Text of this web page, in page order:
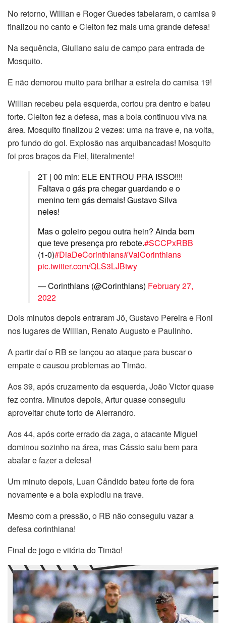
No retorno, Willian e Roger Guedes tabelaram, o camisa 9
finalizou no canto e Cleiton fez mais uma grande defesa!
Na sequência, Giuliano saiu de campo para entrada de
Mosquito.
E não demorou muito para brilhar a estrela do camisa 19!
Willian recebeu pela esquerda, cortou pra dentro e bateu
forte. Cleiton fez a defesa, mas a bola continuou viva na
área. Mosquito finalizou 2 vezes: uma na trave e, na volta,
pro fundo do gol. Explosão nas arquibancadas! Mosquito
foi pros braços da Fiel, literalmente!
2T | 00 min: ELE ENTROU PRA ISSO!!!!
Faltava o gás pra chegar guardando e o
menino tem gás demais! Gustavo Silva
neles!
Mas o goleiro pegou outra hein? Ainda bem
que teve presença pro rebote.#SCCPxRBB
(1-0)#DiaDeCorinthians#VaiCorinthians
pic.twitter.com/QLS3LJBtwy
— Corinthians (@Corinthians) February 27,
2022
Dois minutos depois entraram Jô, Gustavo Pereira e Roni
nos lugares de Willian, Renato Augusto e Paulinho.
A partir daí o RB se lançou ao ataque para buscar o
empate e causou problemas ao Timão.
Aos 39, após cruzamento da esquerda, João Victor quase
fez contra. Minutos depois, Artur quase conseguiu
aproveitar chute torto de Alerrandro.
Aos 44, após corte errado da zaga, o atacante Miguel
dominou sozinho na área, mas Cássio saiu bem para
abafar e fazer a defesa!
Um minuto depois, Luan Cândido bateu forte de fora
novamente e a bola explodiu na trave.
Mesmo com a pressão, o RB não conseguiu vazar a
defesa corinthiana!
Final de jogo e vitória do Timão!